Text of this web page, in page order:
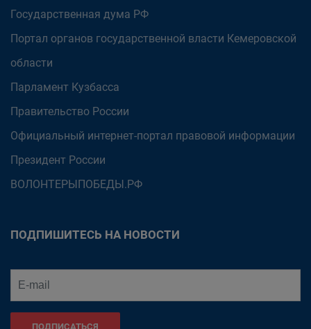
Государственная дума РФ
Портал органов государственной власти Кемеровской
области
Парламент Кузбасса
Правительство России
Официальный интернет-портал правовой информации
Президент России
ВОЛОНТЕРЫПОБЕДЫ.РФ
ПОДПИШИТЕСЬ НА НОВОСТИ
ПОДПИСАТЬСЯ